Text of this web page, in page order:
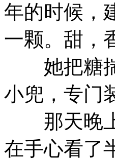
年的时候，
一颗。甜，
她把糖揣
小兜，专门
那天晚上
在手心看了